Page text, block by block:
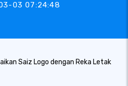
03 07:24:48
Saiz Logo dengan Reka Letak